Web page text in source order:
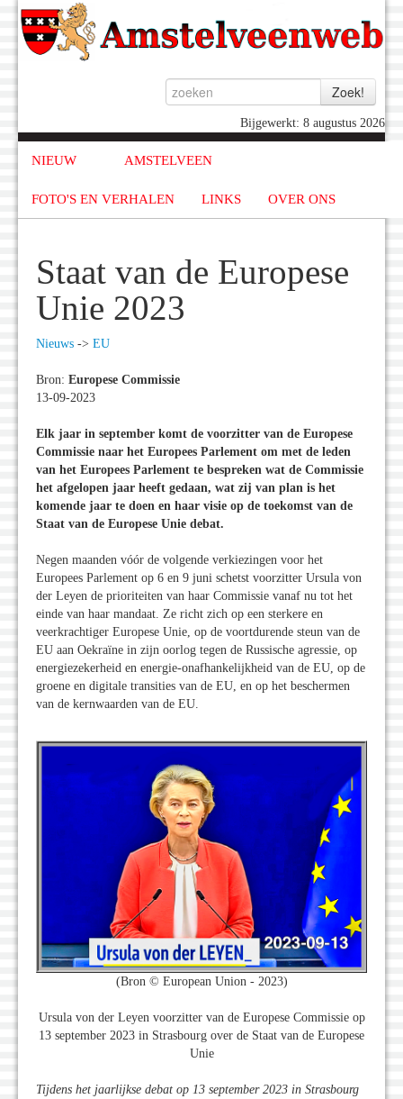
Bijgewerkt: 8 augustus 2026
NIEUW AMSTELVEEN
FOTO'S EN VERHALEN LINKS OVER ONS
Staat van de Europese
Unie 2023
Nieuws -> EU
Bron: Europese Commissie
13-09-2023
Elk jaar in september komt de voorzitter van de Europese
Commissie naar het Europees Parlement om met de leden
van het Europees Parlement te bespreken wat de Commissie
het afgelopen jaar heeft gedaan, wat zij van plan is het
komende jaar te doen en haar visie op de toekomst van de
Staat van de Europese Unie debat.
Negen maanden vóór de volgende verkiezingen voor het
Europees Parlement op 6 en 9 juni schetst voorzitter Ursula von
der Leyen de prioriteiten van haar Commissie vanaf nu tot het
einde van haar mandaat. Ze richt zich op een sterkere en
veerkrachtiger Europese Unie, op de voortdurende steun van de
EU aan Oekraïne in zijn oorlog tegen de Russische agressie, op
energiezekerheid en energie-onafhankelijkheid van de EU, op de
groene en digitale transities van de EU, en op het beschermen
van de kernwaarden van de EU.
(Bron © European Union - 2023)
Ursula von der Leyen voorzitter van de Europese Commissie op
13 september 2023 in Strasbourg over de Staat van de Europese
Unie
Tijdens het jaarlijkse debat op 13 september 2023 in Strasbourg